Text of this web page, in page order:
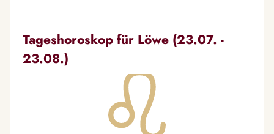
Tageshoroskop für Löwe (23.07. -
23.08.)